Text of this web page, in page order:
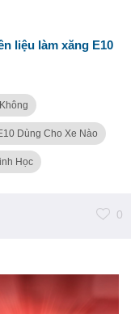
liệu làm xăng E10
Dùng Cho Xe Nào
Học
0